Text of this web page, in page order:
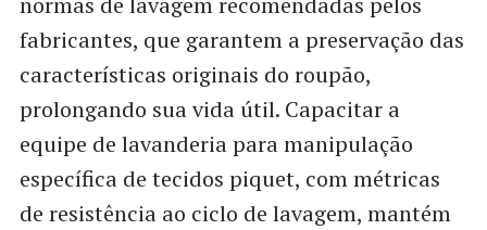
fabricantes, que garantem a preservação das
características originais do roupão,
prolongando sua vida útil. Capacitar a
equipe de lavanderia para manipulação
específica de tecidos piquet, com métricas
de resistência ao ciclo de lavagem, mantém